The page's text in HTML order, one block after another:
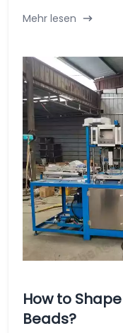
Mehr lesen
How to
Beads?